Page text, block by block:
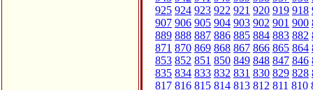
925 924 923 922 921 920 919 918
907 906 905 904 903 902 901 900
889 888 887 886 885 884 883 882
871 870 869 868 867 866 865 864
853 852 851 850 849 848 847 846
835 834 833 832 831 830 829 828
817 816 815 814 813 812 811 810